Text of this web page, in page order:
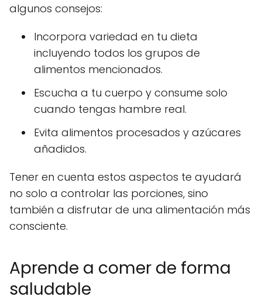
algunos consejos:
Incorpora variedad en tu dieta
incluyendo todos los grupos de
alimentos mencionados.
Escucha a tu cuerpo y consume solo
cuando tengas hambre real.
Evita alimentos procesados y azúcares
añadidos.
Tener en cuenta estos aspectos te ayudará
no solo a controlar las porciones, sino
también a disfrutar de una alimentación más
consciente.
Aprende a comer de forma
saludable